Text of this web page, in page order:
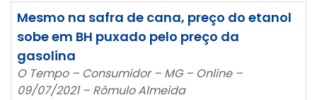
Mesmo na safra de cana, preço do etanol
sobe em BH puxado pelo preço da
gasolina
O Tempo – Consumidor – MG – Online –
09/07/2021 – Rômulo Almeida